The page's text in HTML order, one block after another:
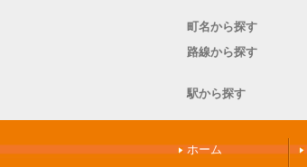
町名から探す
路線から探す
駅から探す
ホーム